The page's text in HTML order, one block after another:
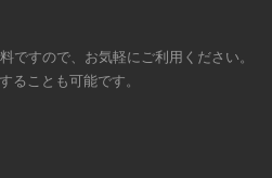
ですので、お気軽にご利用ください。
ることも可能です。